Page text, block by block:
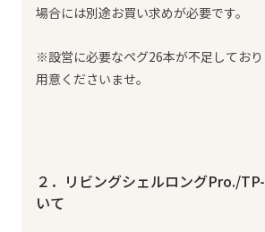
場合には別途お買い求めが必要です。
※設営に必要なペグ26本が不足してお
用意くださいませ。
２．リビングシェルロングPro./
いて